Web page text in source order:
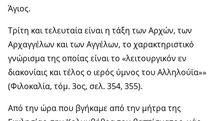
Άγιος.
Τρίτη και τελευταία είναι η τάξη των Αρχών, των
Αρχαγγέλων και των Αγγέλων, το χαρακτηριστικό
γνώρισμα της οποίας είναι το «λειτουργικόν εν
διακονίαις και τέλος ο ιερός ύμνος του Αλληλούϊα»»
(Φιλοκαλία, τόμ. 3ος, σελ. 354, 355).
Από την ώρα που βγήκαμε από την μήτρα της